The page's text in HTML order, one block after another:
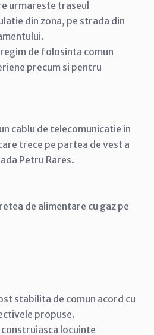
urmareste traseul
din zona, pe strada din
de folosinta comun
precum si pentru
cablu de telecomunicatie in
trece pe partea de vest a
Petru Rares.
de alimentare cu gaz pe
stabilita de comun acord cu
propuse.
locuinte